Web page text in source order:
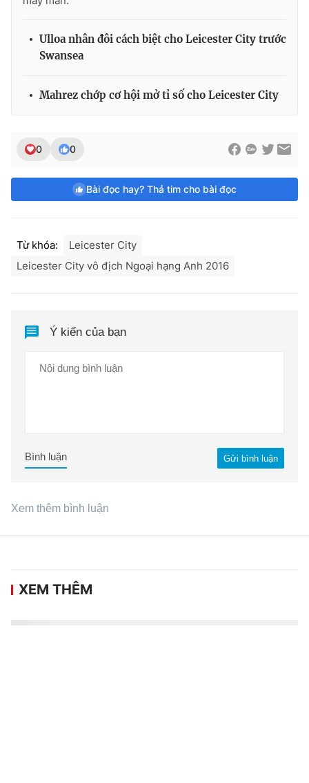
Ulloa nhân đôi cách biệt cho Leicester City trước
Swansea
Mahrez chớp cơ hội mở tỉ số cho Leicester City
0 0
Bài đọc hay? Thả tim cho bài đọc
Từ khóa:
Leicester City
Leicester City vô địch Ngoại hạng Anh 2016
Ý kiến của bạn
Gửi bình luận
Bình luận
Xem thêm bình luận
XEM THÊM